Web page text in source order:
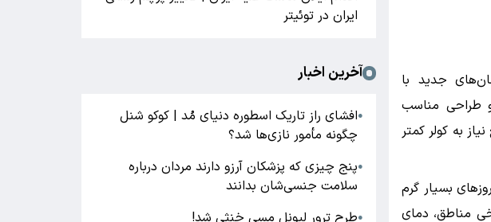
جدید با
و طراحی مناسب
به کولر کمتر
بسیار گرم
مناطق، دمای
ایران در توئیتر
آخرین اخبار
●افشای راز تاریک اسطوره دنیای مُد | کوکو شنل
چگونه مأمور نازی‌ها شد؟
●پنج چیزی که پزشکان آرزو دارند مردان درباره
سلامت جنسی‌شان بدانند
●طرح ترور لیونل مسی خنثی شد!